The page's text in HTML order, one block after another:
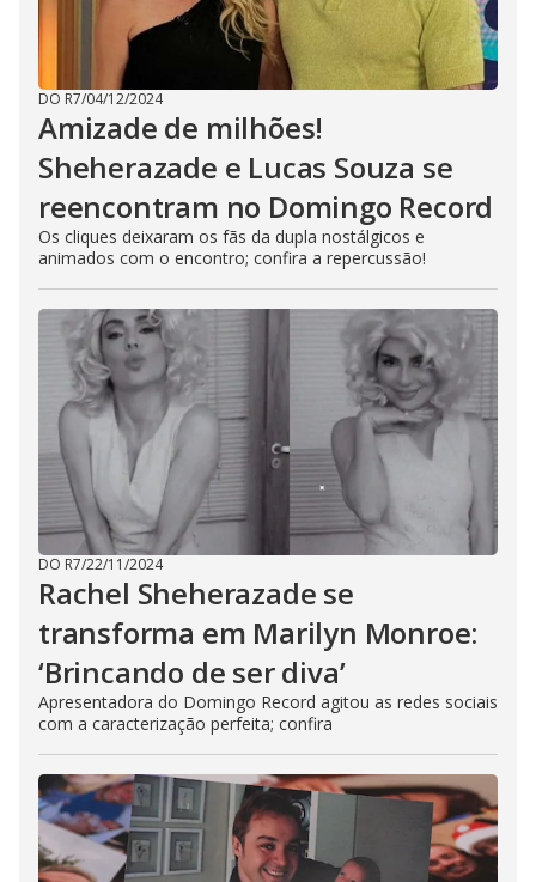
DO R7/04/12/2024
Amizade de milhões!
Sheherazade e Lucas Souza se
reencontram no Domingo Record
Os cliques deixaram os fãs da dupla nostálgicos e
animados com o encontro; confira a repercussão!
DO R7/22/11/2024
Rachel Sheherazade se
transforma em Marilyn Monroe:
‘Brincando de ser diva’
Apresentadora do Domingo Record agitou as redes sociais
com a caracterização perfeita; confira